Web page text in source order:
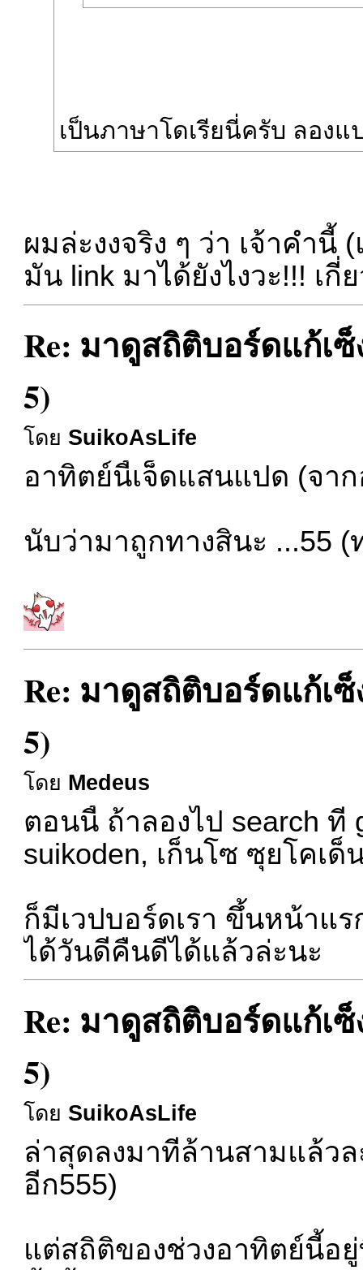
เป็นภาษาโดเรียนี่ครับ ลองแ
ผมล่ะงงจริง ๆ ว่า เจ้าคำนี้
มัน link มาได้ยังไงวะ!!! เกี่
Re: มาดูสถิติบอร์ดแก้เ
5)
โดย SuikoAsLife
อาทิตย์นี้เจ็ดแสนแปด (จา
นับว่ามาถูกทางสินะ ...55 (
Re: มาดูสถิติบอร์ดแก้เ
5)
โดย Medeus
ตอนนี้ ถ้าลองไป search ที่
suikoden, เก็นโซ ซุยโคเ
ก็มีเวปบอร์ดเรา ขึ้นหน้าแ
ได้วันดีคืนดีได้แล้วล่ะนะ
Re: มาดูสถิติบอร์ดแก้เ
5)
โดย SuikoAsLife
ล่าสุดลงมาที่ล้านสามแล้ว
อีก555)
แต่สถิติของช่วงอาทิตย์นี้อ